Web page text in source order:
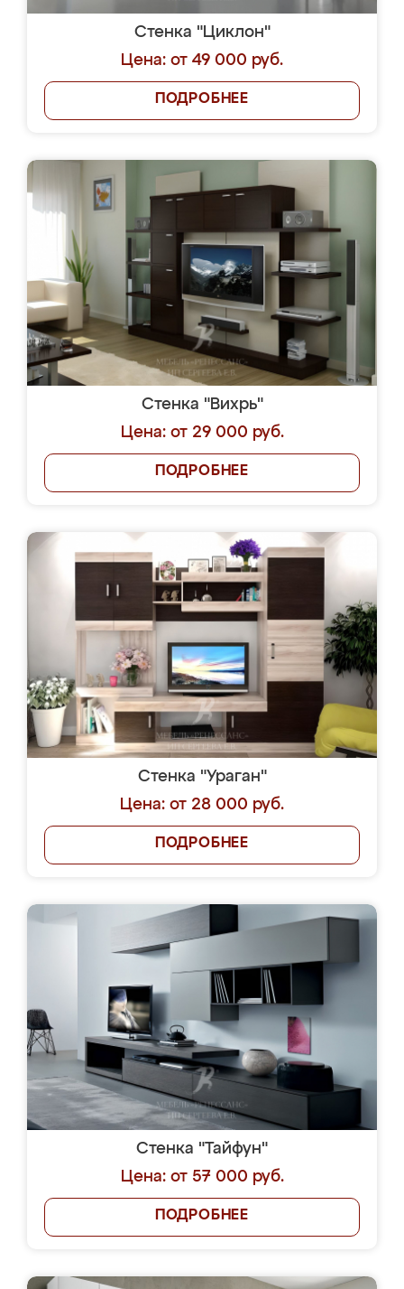
Стенка "Циклон"
Цена: от 49 000 руб.
ПОДРОБНЕЕ
Стенка "Вихрь"
Цена: от 29 000 руб.
ПОДРОБНЕЕ
Стенка "Ураган"
Цена: от 28 000 руб.
ПОДРОБНЕЕ
Стенка "Тайфун"
Цена: от 57 000 руб.
ПОДРОБНЕЕ